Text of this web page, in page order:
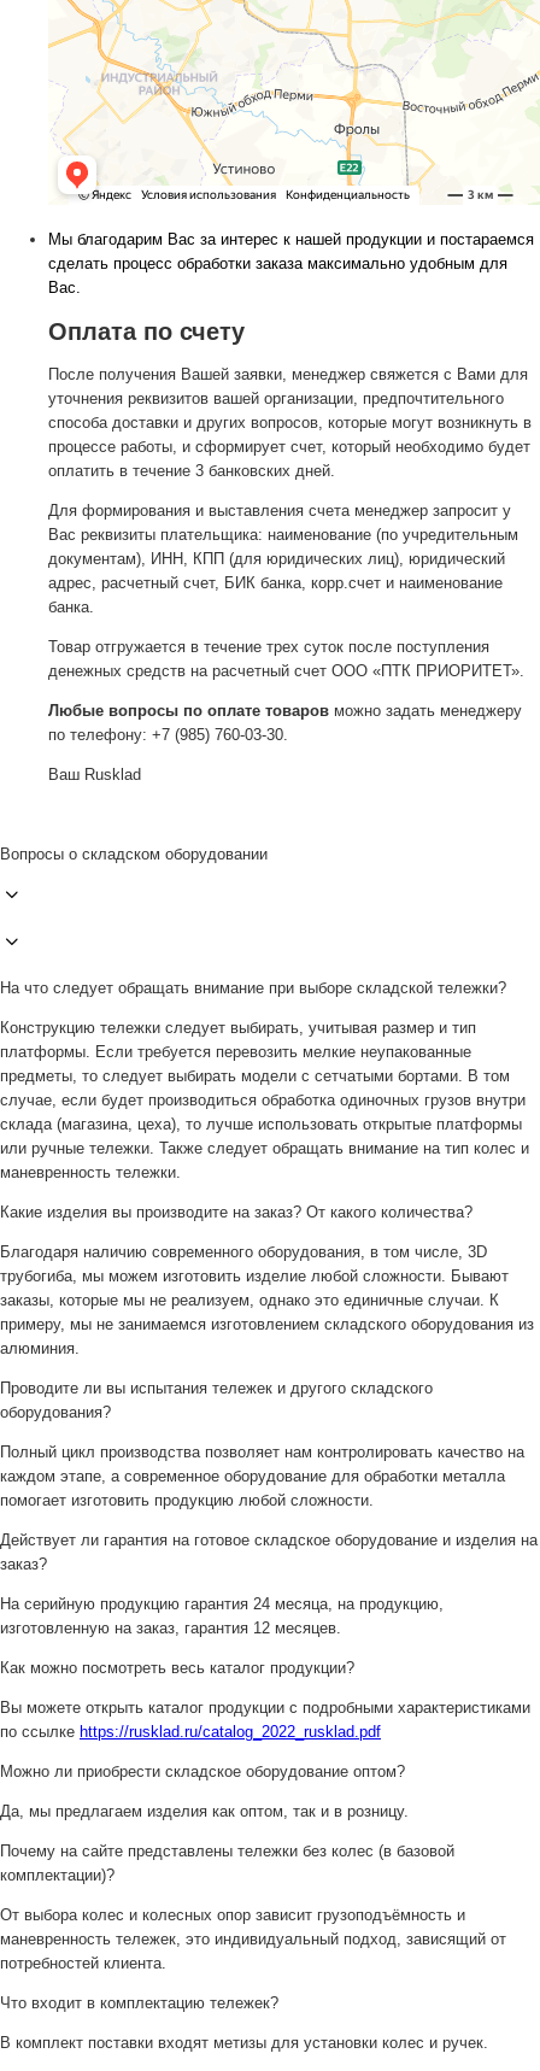
Мы благодарим Вас за интерес к нашей продукции и постараемся
сделать процесс обработки заказа максимально удобным для
Вас.
Оплата по счету
После получения Вашей заявки, менеджер свяжется с Вами для
уточнения реквизитов вашей организации, предпочтительного
способа доставки и других вопросов, которые могут возникнуть в
процессе работы, и сформирует счет, который необходимо будет
оплатить в течение 3 банковских дней.
Для формирования и выставления счета менеджер запросит у
Вас реквизиты плательщика: наименование (по учредительным
документам), ИНН, КПП (для юридических лиц), юридический
адрес, расчетный счет, БИК банка, корр.счет и наименование
банка.
Товар отгружается в течение трех суток после поступления
денежных средств на расчетный счет ООО «ПТК ПРИОРИТЕТ».
Любые вопросы по оплате товаров можно задать менеджеру
по телефону: +7 (985) 760-03-30.
Ваш Rusklad
Вопросы о складском оборудовании
На что следует обращать внимание при выборе складской тележки?
Конструкцию тележки следует выбирать, учитывая размер и тип
платформы. Если требуется перевозить мелкие неупакованные
предметы, то следует выбирать модели с сетчатыми бортами. В том
случае, если будет производиться обработка одиночных грузов внутри
склада (магазина, цеха), то лучше использовать открытые платформы
или ручные тележки. Также следует обращать внимание на тип колес и
маневренность тележки.
Какие изделия вы производите на заказ? От какого количества?
Благодаря наличию современного оборудования, в том числе, 3D
трубогиба, мы можем изготовить изделие любой сложности. Бывают
заказы, которые мы не реализуем, однако это единичные случаи. К
примеру, мы не занимаемся изготовлением складского оборудования из
алюминия.
Проводите ли вы испытания тележек и другого складского
оборудования?
Полный цикл производства позволяет нам контролировать качество на
каждом этапе, а современное оборудование для обработки металла
помогает изготовить продукцию любой сложности.
Действует ли гарантия на готовое складское оборудование и изделия на
заказ?
На серийную продукцию гарантия 24 месяца, на продукцию,
изготовленную на заказ, гарантия 12 месяцев.
Как можно посмотреть весь каталог продукции?
Вы можете открыть каталог продукции с подробными характеристиками
по ссылке https://rusklad.ru/catalog_2022_rusklad.pdf
Можно ли приобрести складское оборудование оптом?
Да, мы предлагаем изделия как оптом, так и в розницу.
Почему на сайте представлены тележки без колес (в базовой
комплектации)?
От выбора колес и колесных опор зависит грузоподъёмность и
маневренность тележек, это индивидуальный подход, зависящий от
потребностей клиента.
Что входит в комплектацию тележек?
В комплект поставки входят метизы для установки колес и ручек.